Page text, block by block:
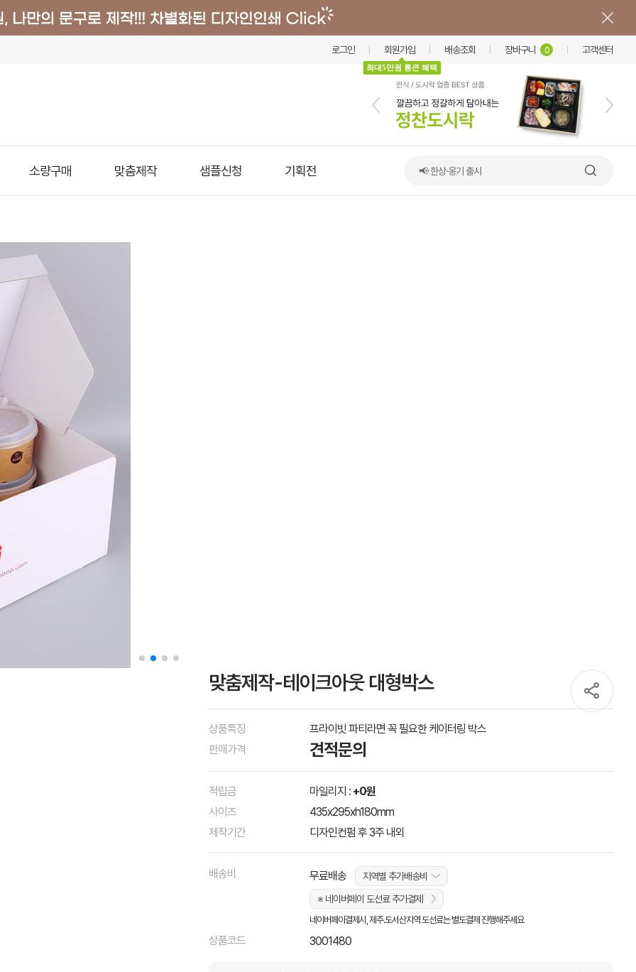
로그인 회원가입
최대5만원 통큰 혜택
배송조회 장바구니 0 고객센터
소량구매 맞춤제작 샘플신청 기획전 📢 한상·옹기 출시
맞춤제작-테이크아웃 대형박스
상품특징
프라이빗 파티라면 꼭 필요한 케이터링 박스
판매가격
견적문의
적립금 마일리지 : +0원
사이즈
435x295xh180mm
제작기간
디자인컨펌 후 3주 내외
배송비 무료배송
지역별 추가배송비
※ 네이버페이 도선료 추가결제
네이버페이결제시, 제주.도서산지역 도선료는 별도결제 진행해주세요
상품코드 3001480